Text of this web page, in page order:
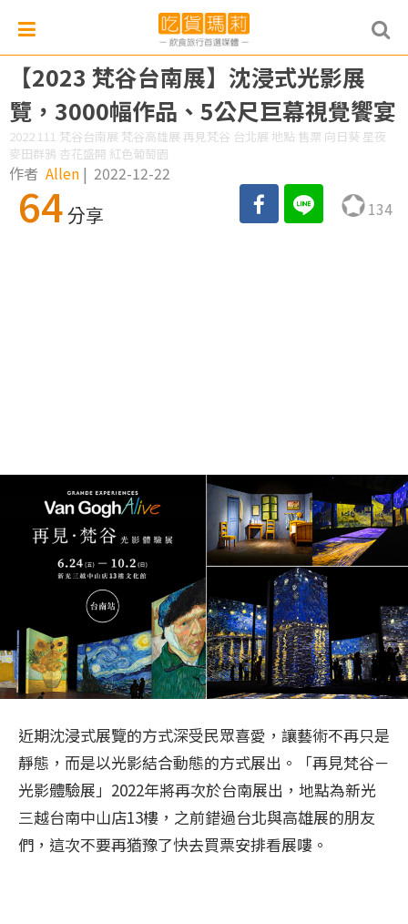
【2023 梵谷台南展】沈浸式光影展
覽，3000幅作品、5公尺巨幕視覺饗宴
2022 111 梵谷台南展 梵谷高雄展 再見梵谷 台北展 地點 售票 向日葵 星夜
麥田群鴉 杏花盛開 紅色葡萄園
作者 Allen | 2022-12-22
64分享 134
近期沈浸式展覽的方式深受民眾喜愛，讓藝術不再只是
靜態，而是以光影結合動態的方式展出。「再見梵谷－
光影體驗展」2022年將再次於台南展出，地點為新光
三越台南中山店13樓，之前錯過台北與高雄展的朋友
們，這次不要再猶豫了快去買票安排看展嘍。